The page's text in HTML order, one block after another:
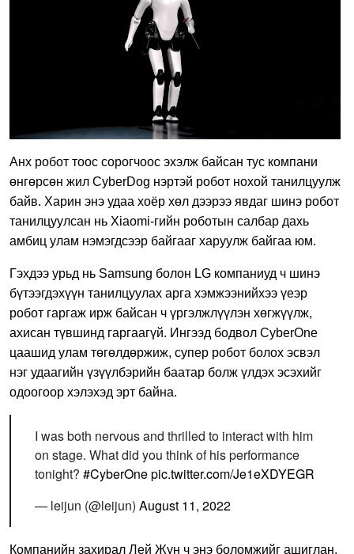
Анх робот тоос сорогчоос эхэлж байсан тус компани
өнгөрсөн жил CyberDog нэртэй робот нохой танилцуулж
байв. Харин энэ удаа хоёр хөл дээрээ явдаг шинэ робот
танилцуулсан нь Xiaomi-гийн роботын салбар дахь
амбиц улам нэмэгдсээр байгааг харуулж байгаа юм.
Гэхдээ урьд нь Samsung болон LG компаниуд ч шинэ
бүтээгдэхүүн танилцуулах арга хэмжээнийхээ үеэр
робот гаргаж ирж байсан ч үргэлжлүүлэн хөгжүүлж,
ахисан түвшинд гаргаагүй. Ингээд бодвол CyberOne
цаашид улам төгөлдөржиж, супер робот болох эсвэл
нэг удаагийн үзүүлбэрийн баатар болж үлдэх эсэхийг
одоогоор хэлэхэд эрт байна.
I was both nervous and thrilled to interact with him
on stage. What did you think of his performance
tonight? #CyberOnepic.twitter.com/Je1eXDYEGR
— leijun (@leijun) August 11, 2022
Компанийн захирал Лей Жун ч энэ боломжийг ашиглан,